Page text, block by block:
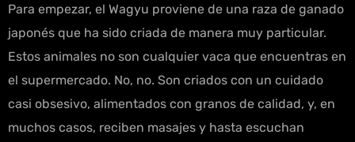
Para empezar, el Wagyu proviene de una raza de ganado
japonés que ha sido criada de manera muy particular.
Estos animales no son cualquier vaca que encuentras en
el supermercado. No, no. Son criados con un cuidado
casi obsesivo, alimentados con granos de calidad, y, en
muchos casos, reciben masajes y hasta escuchan